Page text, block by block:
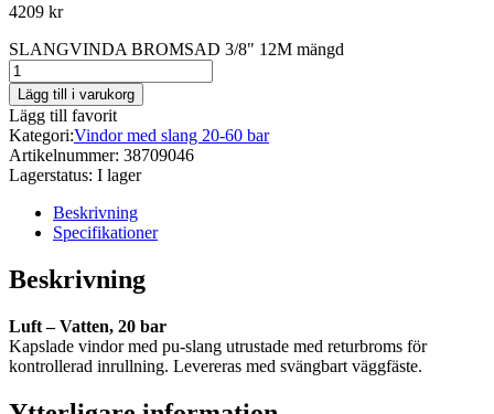
4209 kr
SLANGVINDA BROMSAD 3/8" 12M mängd
Lägg till i varukorg
Lägg till favorit
Kategori:Vindor med slang 20-60 bar
Artikelnummer: 38709046
Lagerstatus: I lager
Beskrivning
Specifikationer
Beskrivning
Luft – Vatten, 20 bar
Kapslade vindor med pu-slang utrustade med returbroms för
kontrollerad inrullning. Levereras med svängbart väggfäste.